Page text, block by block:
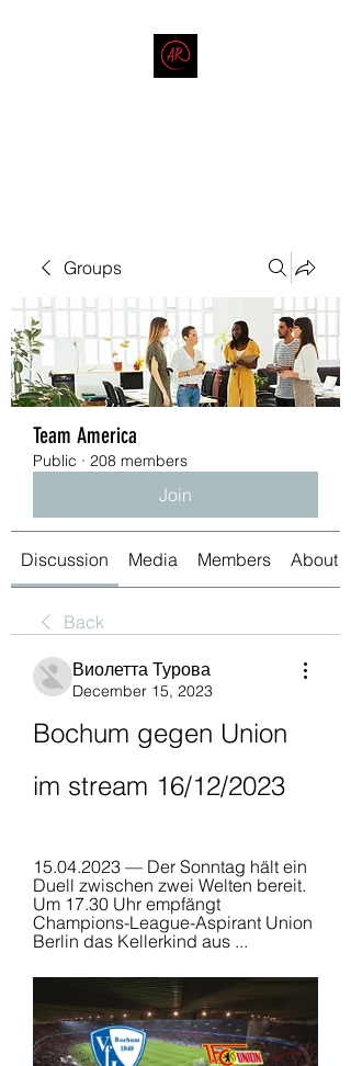
Groups
Team America
Public · 208 members
Join
Discussion Media Members About
Back
Виолетта Турова
December 15, 2023
Bochum gegen Union
im stream 16/12/2023
15.04.2023 — Der Sonntag hält ein
Duell zwischen zwei Welten bereit.
Um 17.30 Uhr empfängt
Champions-League-Aspirant Union
Berlin das Kellerkind aus ...